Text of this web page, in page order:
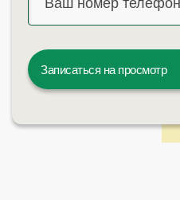
Записаться на просмотр